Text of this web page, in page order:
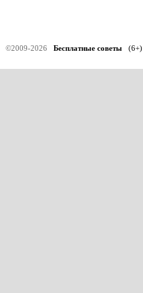
©2009-2026 Бесплатные советы(6+)